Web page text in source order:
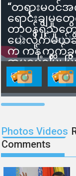
“တရားမဝ
ရောင်းချမှု
တာဝန်ရှိသူတွ
ပေးလိုက်မယ်
က ကန့်ကွက်ခွ
အမရပူရမြို့ပြ
ဒါရိုက်တာ ဦး
ခြင်း
Photos Videos
Comments